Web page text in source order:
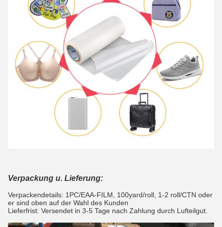
Verpackung u. Lieferung:
Verpackendetails: 1PC/EAA-FILM, 100yard/roll, 1-2 roll/CTN oder
er sind oben auf der Wahl des Kunden
Lieferfrist: Versendet in 3-5 Tage nach Zahlung durch Lufteilgut.